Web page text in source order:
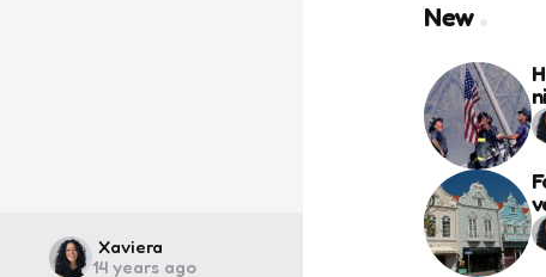
Posted
by
Xaviera
14 years ago
New